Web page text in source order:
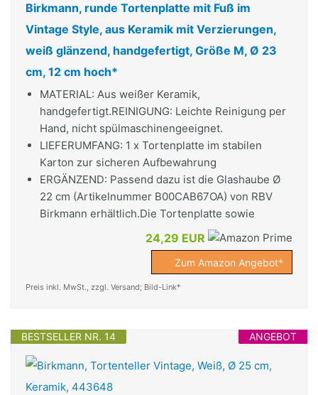
Birkmann, runde Tortenplatte mit Fuß im
Vintage Style, aus Keramik mit Verzierungen,
weiß glänzend, handgefertigt, Größe M, Ø 23
cm, 12 cm hoch*
MATERIAL: Aus weißer Keramik,
handgefertigt.REINIGUNG: Leichte Reinigung per
Hand, nicht spülmaschinengeeignet.
LIEFERUMFANG: 1 x Tortenplatte im stabilen
Karton zur sicheren Aufbewahrung
ERGÄNZEND: Passend dazu ist die Glashaube Ø
22 cm (Artikelnummer B00CAB67OA) von RBV
Birkmann erhältlich.Die Tortenplatte sowie
24,29 EUR
Zum Amazon Angebot*
Preis inkl. MwSt., zzgl. Versand; Bild-Link*
ANGEBOT
BESTSELLER NR. 14